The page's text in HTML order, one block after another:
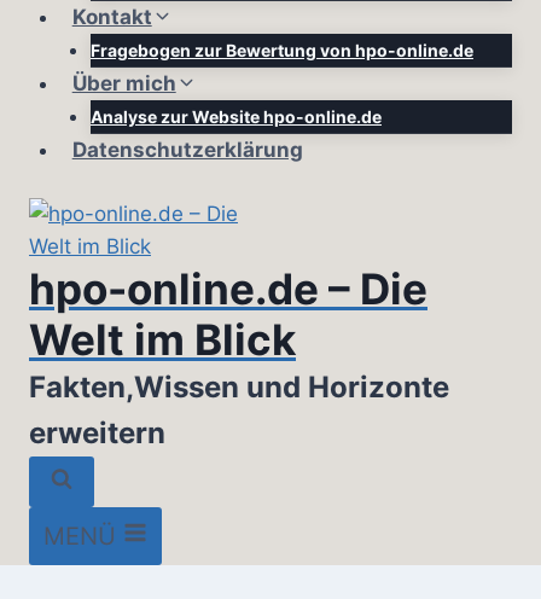
Kontakt
Fragebogen zur Bewertung von hpo-online.de
Über mich
Analyse zur Website hpo-online.de
Datenschutzerklärung
hpo-online.de – Die
Welt im Blick
Fakten,Wissen und Horizonte
erweitern
MENÜ